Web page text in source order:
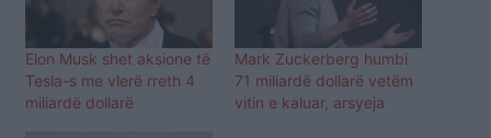
Elon Musk shet aksione të
Tesla-s me vlerë rreth 4
miliardë dollarë
Mark Zuckerberg humbi
71 miliardë dollarë vetëm
vitin e kaluar, arsyeja